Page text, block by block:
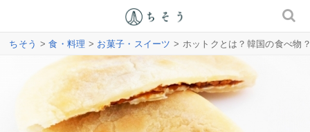
ちそう >食・料理 > お菓子・スイーツ > ホットクとは？韓国の食べ物